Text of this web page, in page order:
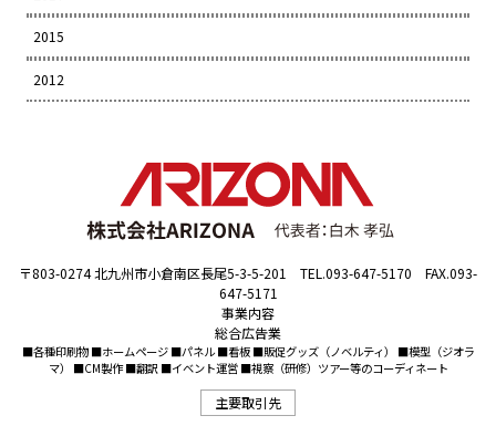
2015
2012
〒803-0274 北九州市小倉南区長尾5-3-5-201 TEL.093-647-5170 FAX.093-
647-5171
事業内容
総合広告業
■各種印刷物 ■ホームページ ■パネル ■看板 ■販促グッズ（ノベルティ） ■模型（ジオラ
マ） ■CM製作 ■翻訳 ■イベント運営 ■視察（研修）ツアー等のコーディネート
主要取引先